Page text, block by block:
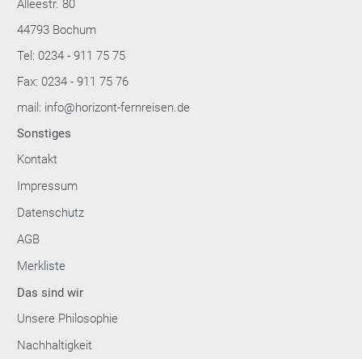
Alleestr. 80
44793 Bochum
Tel: 0234 - 911 75 75
Fax: 0234 - 911 75 76
mail: info@horizont-fernreisen.de
Sonstiges
Kontakt
Impressum
Datenschutz
AGB
Merkliste
Das sind wir
Unsere Philosophie
Nachhaltigkeit